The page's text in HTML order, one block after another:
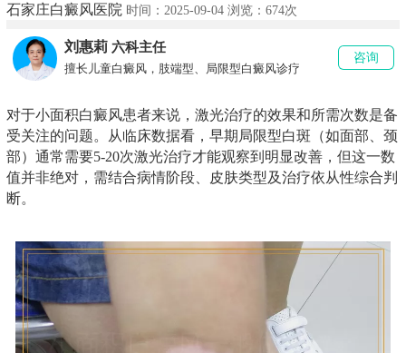
石家庄白癜风医院 时间：2025-09-04 浏览： 674次
刘惠莉 六科主任
擅长儿童白癜风，肢端型、局限型白癜风诊疗
咨询
对于小面积白癜风患者来说，激光治疗的效果和所需次数是备
受关注的问题。从临床数据看，早期局限型白斑（如面部、颈
部）通常需要5-20次激光治疗才能观察到明显改善，但这一数
值并非绝对，需结合病情阶段、皮肤类型及治疗依从性综合判
断。